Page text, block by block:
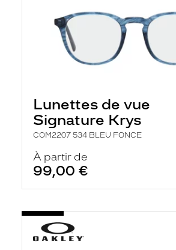
Lunettes de vue
Signature Krys
COM2207 534 BLEU FONCE
À partir de
99,00 €